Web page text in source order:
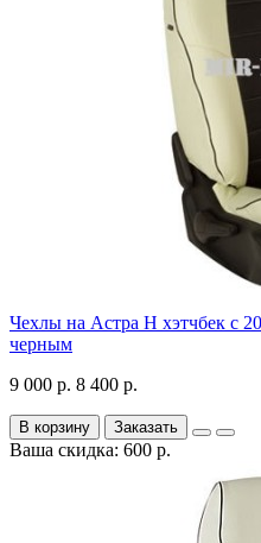
Чехлы на Астра H хэтчбек с
черным
9 000 р. 8 400 р.
В корзину Заказать
Ваша скидка: 600 р.